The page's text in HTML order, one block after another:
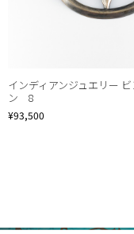
インディアンジュエリー
ン 8
¥93,500